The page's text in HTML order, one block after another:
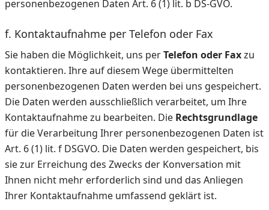
personenbezogenen Daten Art. 6 (1) lit. b DS-GVO.
f. Kontaktaufnahme per Telefon oder Fax
Sie haben die Möglichkeit, uns perTelefon oder Faxzu
kontaktieren. Ihre auf diesem Wege übermittelten
personenbezogenen Daten werden bei uns gespeichert.
Die Daten werden ausschließlich verarbeitet, um Ihre
Kontaktaufnahme zu bearbeiten. Die Rechtsgrundlage
für die Verarbeitung Ihrer personenbezogenen Daten ist
Art. 6 (1) lit. f DSGVO. Die Daten werden gespeichert, bis
sie zur Erreichung des Zwecks der Konversation mit
Ihnen nicht mehr erforderlich sind und das Anliegen
Ihrer Kontaktaufnahme umfassend geklärt ist.